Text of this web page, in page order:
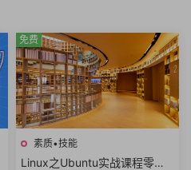
素质•技能
Linux之Ubuntu实战课程零基
免费